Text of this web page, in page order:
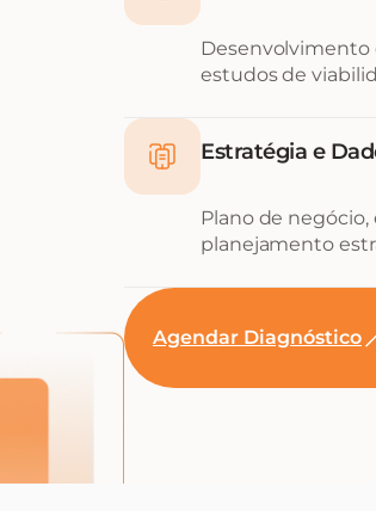
Desenvolvimento
estudos de
Estratégia e
Plano de
planejamento
Agendar Diagnóstico